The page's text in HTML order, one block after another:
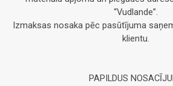
“Vudlande”.
Izmaksas nosaka pēc pasūtījuma
klientu.
PAPILDUS